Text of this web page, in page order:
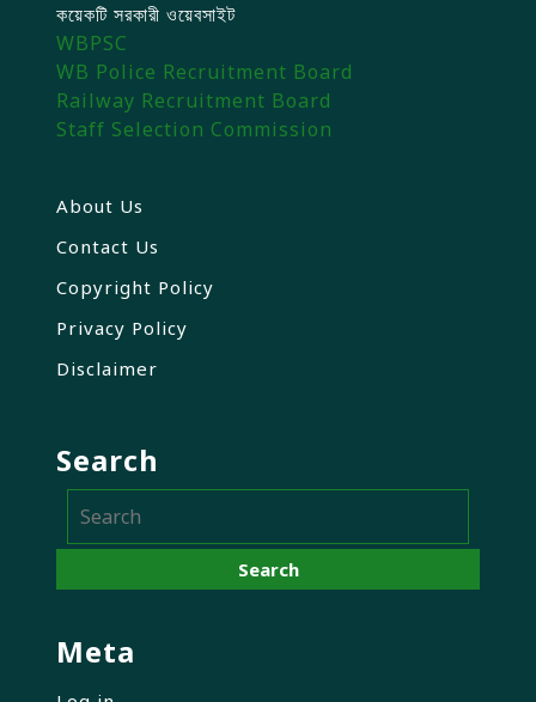
কয়েকটি সরকারী ওয়েবসাইট
WBPSC
WB Police Recruitment Board
Railway Recruitment Board
Staff Selection Commission
About Us
Contact Us
Copyright Policy
Privacy Policy
Disclaimer
Search
Meta